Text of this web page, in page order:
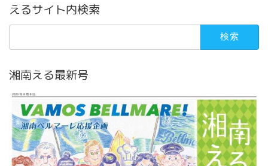
えるサイト内検索
検
湘南える最新号